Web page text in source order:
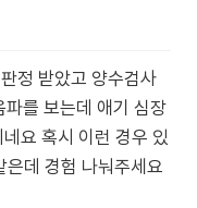
정 받았고 양수검사
를 보는데 애기 심장
요 혹시 이런 경우 있
은데 경험 나눠주세요